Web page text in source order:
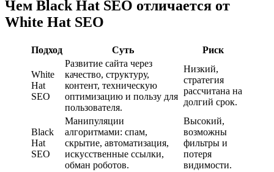
Чем Black Hat SEO отличается от
White Hat SEO
Подход Суть Риск
White
Hat
SEO
Развитие сайта через
качество, структуру,
контент, техническую
оптимизацию и пользу для
пользователя.
Низкий,
стратегия
рассчитана на
долгий срок.
Black
Hat
SEO
Манипуляции
алгоритмами: спам,
скрытие, автоматизация,
искусственные ссылки,
обман роботов.
Высокий,
возможны
фильтры и
потеря
видимости.